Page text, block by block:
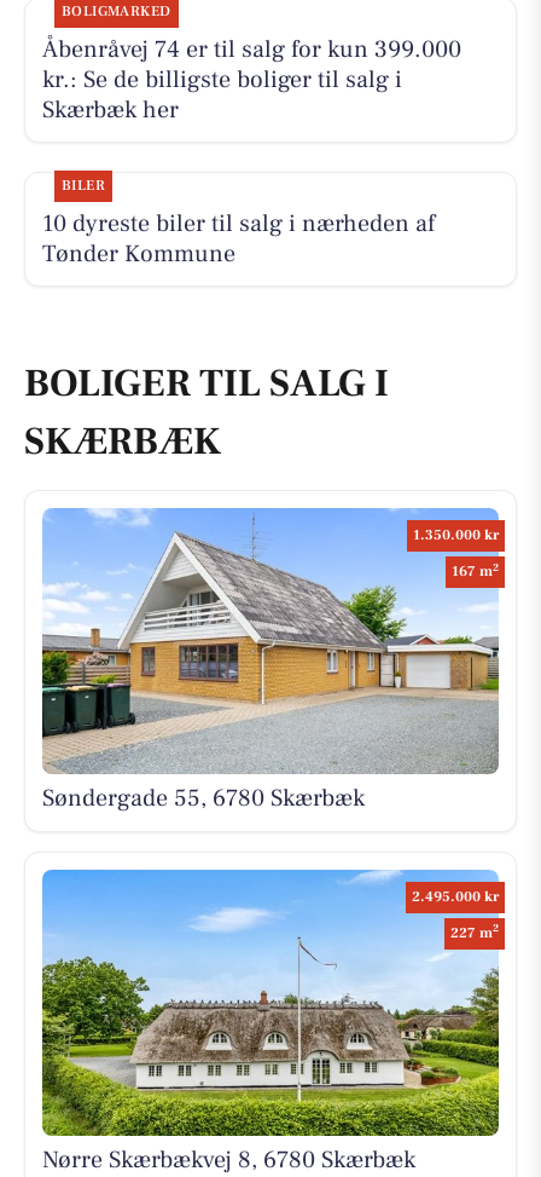
BOLIGMARKED
Åbenråvej 74 er til salg for kun 399.000
kr.: Se de billigste boliger til salg i
Skærbæk her
BILER
10 dyreste biler til salg i nærheden af
Tønder Kommune
BOLIGER TIL SALG I
SKÆRBÆK
1.350.000 kr
167 m2
Søndergade 55, 6780 Skærbæk
2.495.000 kr
227 m2
Nørre Skærbækvej 8, 6780 Skærbæk